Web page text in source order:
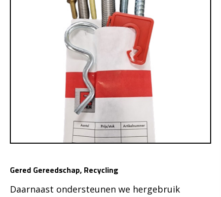
Gered Gereedschap, Recycling
Daarnaast ondersteunen we hergebruik